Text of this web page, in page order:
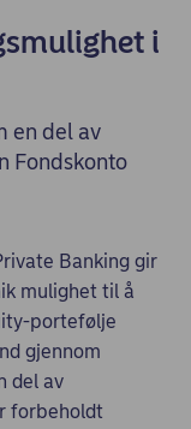
i
en del av
Fondskonto
Banking gir
mulighet til å
portefølje
gjennom
del av
forbeholdt